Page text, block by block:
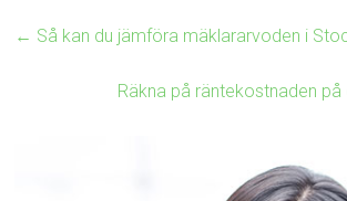
← Så kan du jämföra mäklararvoden i
Räkna på räntekostnaden